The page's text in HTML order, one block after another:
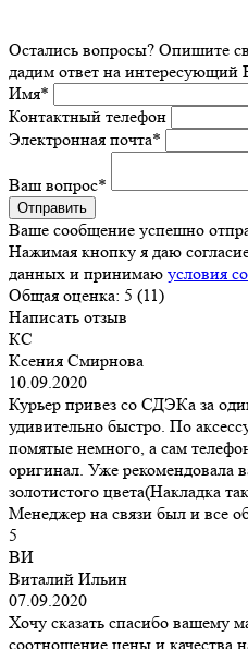
Остались вопросы? Опишите
дадим ответ на интересующий
Имя*
Контактный телефон
Электронная почта*
Ваш вопрос*
Ваше сообщение успешно
Нажимая кнопку я даю
данных и принимаю условия
Общая оценка: 5 (11)
Написать отзыв
КС
Ксения Смирнова
10.09.2020
Курьер привез со СДЭКа за
удивительно быстро. По
помятые немного, а сам
оригинал. Уже рекомендовала
золотистого цвета(Накладка
Менеджер на связи был и все
5
ВИ
Виталий Ильин
07.09.2020
Хочу сказать спасибо вашему
соотношение цены и качества